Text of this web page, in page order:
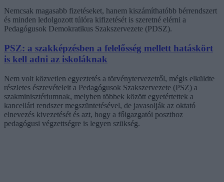
Nemcsak magasabb fizetéseket, hanem kiszámíthatóbb bérrendszert
és minden ledolgozott túlóra kifizetését is szeretné elérni a
Pedagógusok Demokratikus Szakszervezete (PDSZ).
PSZ: a szakképzésben a felelősség mellett hatáskört
is kell adni az iskoláknak
Nem volt közvetlen egyeztetés a törvénytervezetről, mégis elküldte
részletes észrevételeit a Pedagógusok Szakszervezete (PSZ) a
szakminisztériumnak, melyben többek között egyetértettek a
kancellári rendszer megszüntetésével, de javasolják az oktató
elnevezés kivezetését és azt, hogy a főigazgatói poszthoz
pedagógusi végzettségre is legyen szükség.